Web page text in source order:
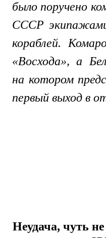
было поручено
СССР
кораблей.
«Восхода», а
на котором
первый выход в
Неудача, чуть